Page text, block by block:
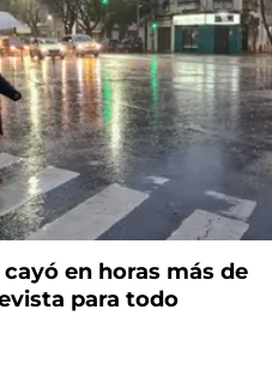
en horas más de
para todo